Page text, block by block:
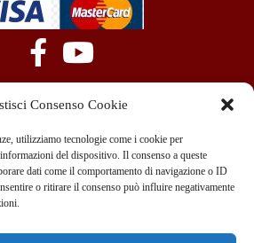
Consenso Cookie
utilizziamo tecnologie come i cookie per
del dispositivo. Il consenso a queste
dati come il comportamento di navigazione o ID
o ritirare il consenso può influire negativamente
89 33
info@teammotor.it